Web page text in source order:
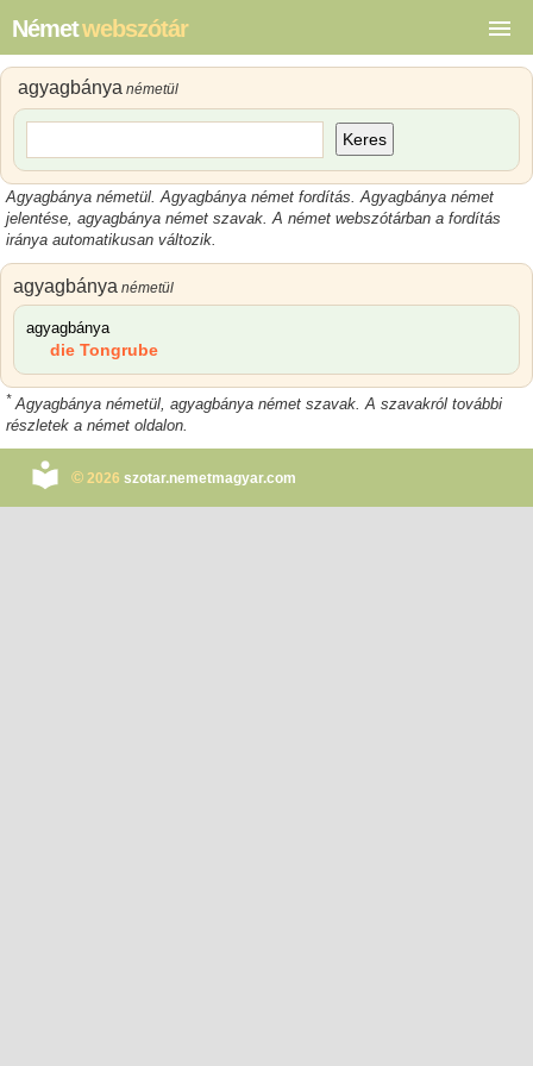
Németwebszótár
agyagbánya németül
Keres
Agyagbánya németül. Agyagbánya német fordítás. Agyagbánya német
jelentése, agyagbánya német szavak. A német webszótárban a fordítás
iránya automatikusan változik.
agyagbánya németül
agyagbánya
die Tongrube
* Agyagbánya németül, agyagbánya német szavak. A szavakról további
részletek a német oldalon.
© 2026 szotar.nemetmagyar.com